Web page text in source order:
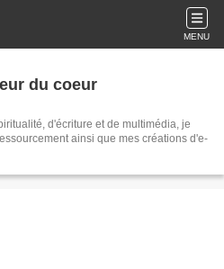
MENU
du coeur
d'écriture et de multimédia, je
ainsi que mes créations d'e-